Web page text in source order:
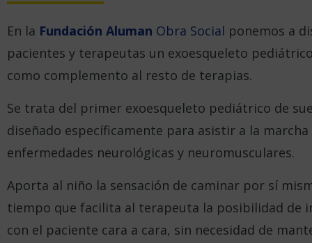
En la Fundación Aluman Obra Social ponemos a
pacientes y terapeutas un exoesqueleto
como complemento al resto de terapias.
Se trata del primer exoesqueleto pediátrico de
diseñado específicamente para asistir a la marcha
enfermedades neurológicas y neuromusculares.
Aporta al niño la sensación de caminar por sí
tiempo que facilita al terapeuta la posibilidad de
con el paciente cara a cara, sin necesidad de